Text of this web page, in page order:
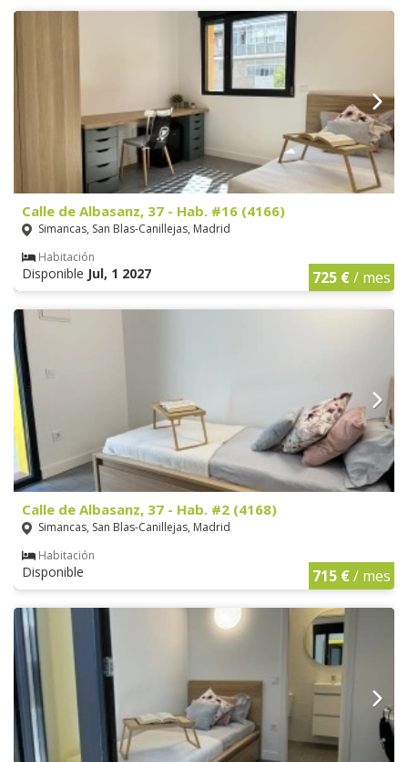
Calle de Albasanz, 37 - Hab. #16 (4166)
Simancas, San Blas-Canillejas, Madrid
Habitación
Disponible Jul, 1 2027 725 €/ mes
Calle de Albasanz, 37 - Hab. #2 (4168)
Simancas, San Blas-Canillejas, Madrid
Habitación
Disponible 715 €/ mes